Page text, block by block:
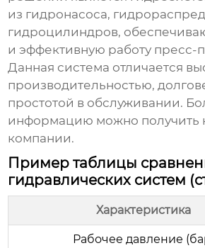
из гидронасоса,
гидроцилиндров,
и эффективную работу пресс-
Данная система отличается
производительностью,
простотой в обслуживании.
информацию можно получить
компании.
Пример таблицы
гидравлических систем
Характеристика
Рабочее давление